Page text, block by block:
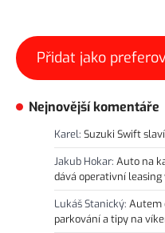
Přidat jako
Nejnovější komentáře
Karel: Suzuki Swift
Jakub Hokar: Auto na
dává operativní
Lukáš Stanický: Autem
parkování a tipy na